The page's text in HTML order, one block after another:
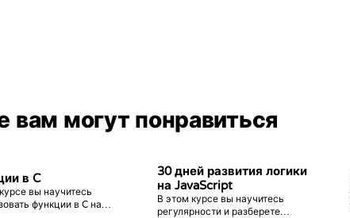
вам могут понравиться
в C
вы научитесь
функции в C на
30 дней развития логики
на JavaScript
В этом курсе вы научитесь
регулярности и разберете